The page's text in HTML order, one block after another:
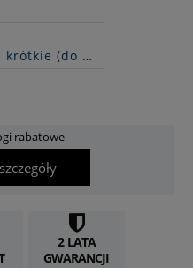
(do 14 cm)
rabatowe
2 LATA
GWARANCJI